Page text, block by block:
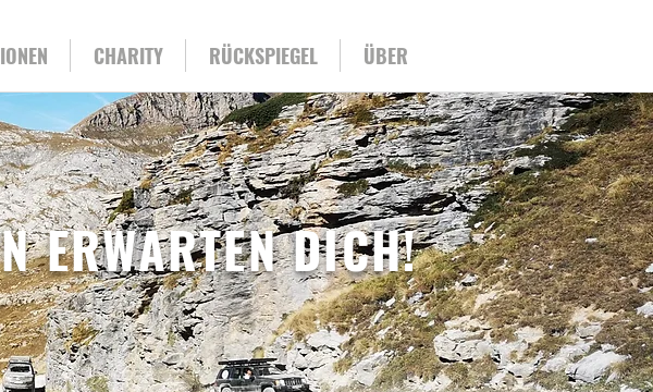
CHARITY RÜCKSPIEGEL ÜBER
ERWARTEN DICH!